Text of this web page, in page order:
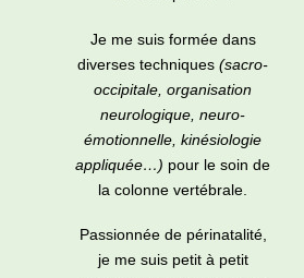
Je me suis formée dans
diverses techniques(sacro-
occipitale, organisation
neurologique, neuro-
émotionnelle, kinésiologie
appliquée…) pour le soin de
la colonne vertébrale.
Passionnée de périnatalité,
je me suis petit à petit